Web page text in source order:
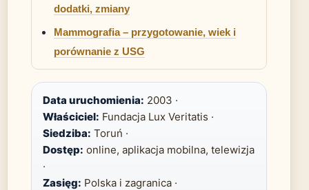
dodatki, zmiany
Mammografia – przygotowanie, wiek i
porównanie z USG
Data uruchomienia: 2003 ·
Właściciel: Fundacja Lux Veritatis ·
Siedziba: Toruń ·
Dostęp: online, aplikacja mobilna, telewizja
·
Zasięg: Polska i zagranica ·